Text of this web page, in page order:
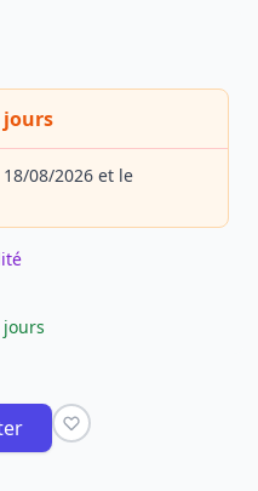
jours
08/2026 et le